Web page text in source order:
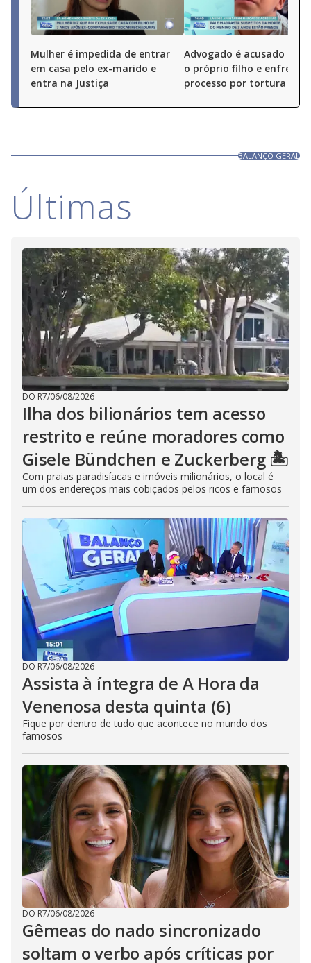
Mulher é impedida de entrar
em casa pelo ex-marido e
entra na Justiça
Advogado é acusado de
o próprio filho e enfrenta
processo por tortura
BALANÇO GERAL
Últimas
DO R7/06/08/2026
Ilha dos bilionários tem acesso
restrito e reúne moradores como
Gisele Bündchen e Zuckerberg 🏝️
Com praias paradisíacas e imóveis milionários, o local é
um dos endereços mais cobiçados pelos ricos e famosos
DO R7/06/08/2026
Assista à íntegra de A Hora da
Venenosa desta quinta (6)
Fique por dentro de tudo que acontece no mundo dos
famosos
DO R7/06/08/2026
Gêmeas do nado sincronizado
soltam o verbo após críticas por